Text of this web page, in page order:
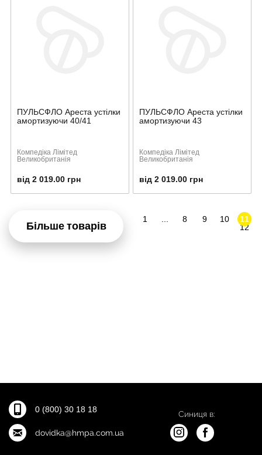
ПУЛЬСФЛО Ареста устілки
амортизуючи 40/41
Компедіка Лімітед
Великобританія
від 2 019.00 грн
ПУЛЬСФЛО Ареста устілки
амортизуючи 43
Компедіка Лімітед
Великобританія
від 2 019.00 грн
Більше товарів
1 8 9 10
11
12
0 (800) 30 18 18
dovidka@hmpa.com.ua
Синиця в: